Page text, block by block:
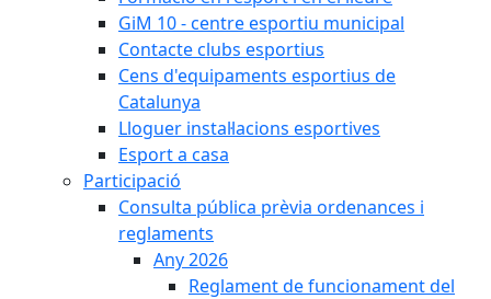
GiM 10 - centre esportiu municipal
Contacte clubs esportius
Cens d'equipaments esportius de
Catalunya
Lloguer instal·lacions esportives
Esport a casa
Participació
Consulta pública prèvia ordenances i
reglaments
Any 2026
Reglament de funcionament del